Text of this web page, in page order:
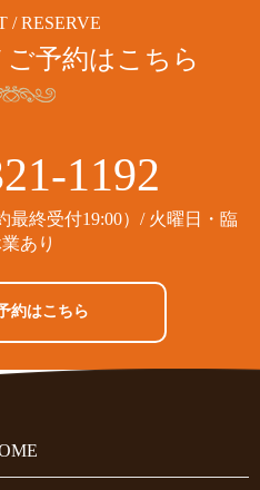
/ RESERVE
予約はこちら
1192
最終受付19:00）/ 火曜日・臨
あり
約はこちら